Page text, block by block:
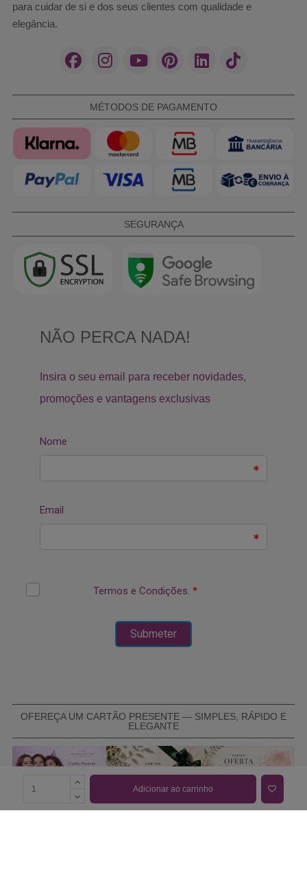
Adicionar ao carrinho
para cuidar de si e dos seus clientes com qualidade e
elegância.
MÉTODOS DE PAGAMENTO
SEGURANÇA
OFEREÇA UM CARTÃO PRESENTE — SIMPLES, RÁPIDO E
ELEGANTE